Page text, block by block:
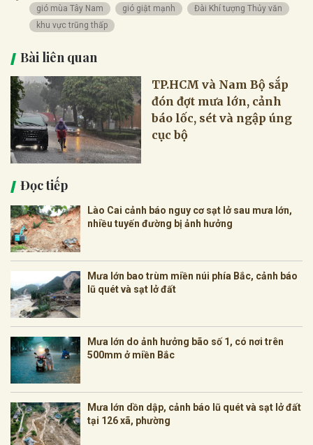
gió mùa Tây Nam
gió giật mạnh
Đài Khí tượng Thủy văn
khu vực trũng thấp
Bài liên quan
TP.HCM và Nam Bộ sắp
đón đợt mưa lớn, cảnh
báo lốc, sét và ngập úng
cục bộ
Đọc tiếp
Lào Cai cảnh báo nguy cơ sạt lở sau mưa lớn,
nhiều tuyến đường bị ảnh hưởng
Mưa lớn bao trùm miền núi phía Bắc, cảnh báo
lũ quét và sạt lở đất
Mưa lớn do ảnh hưởng bão số 1, có nơi trên
500mm ở miền Bắc
Mưa lớn dồn dập, cảnh báo lũ quét và sạt lở đất
tại 126 xã, phường